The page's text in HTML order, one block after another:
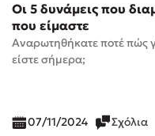
Οι 5 δυνάμεις που
που είμαστε
Αναρωτηθήκατε ποτέ πώς
είστε σήμερα;
07/11/2024 Σχόλια